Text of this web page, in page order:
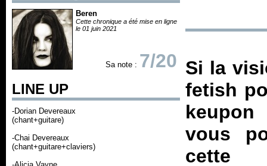
Beren
Cette chronique a été mise en ligne
le 01 juin 2021
Sa note : 7/20
LINE UP
-Dorian Devereaux
(chant+guitare)
-Chai Devereaux
(chant+guitare+claviers)
Si la
fetish
vous
cette